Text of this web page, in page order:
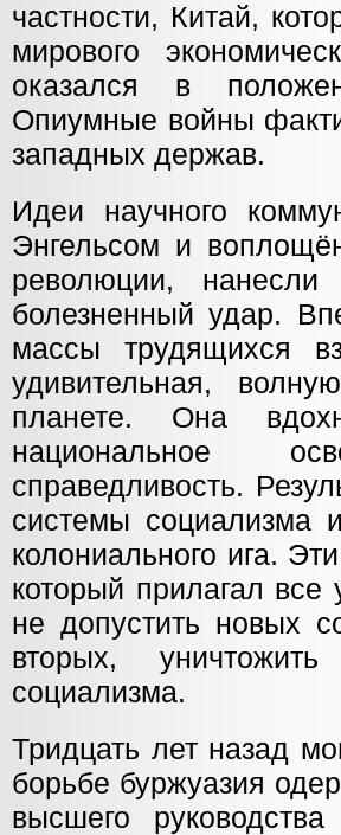
частности, Китай,
мирового
оказался в
Опиумные войны
западных держав.
Идеи научного
Энгельсом и
революции,
болезненный удар.
массы трудящихся
удивительная,
планете. Она
национальное
справедливость.
системы социализма
колониального ига.
который прилагал
не допустить новых
вторых,
социализма.
Тридцать лет назад
борьбе буржуазия
высшего